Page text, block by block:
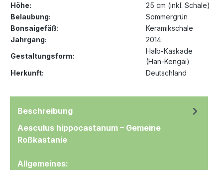
Höhe:
25 cm (inkl. Schale)
Belaubung:
Sommergrün
Bonsaigefäß:
Keramikschale
Jahrgang:
2014
Gestaltungsform:
Halb-Kaskade
(Han-Kengai)
Herkunft:
Deutschland
Beschreibung
Aesculus hippocastanum – Gemeine
Roßkastanie
Allgemeines: